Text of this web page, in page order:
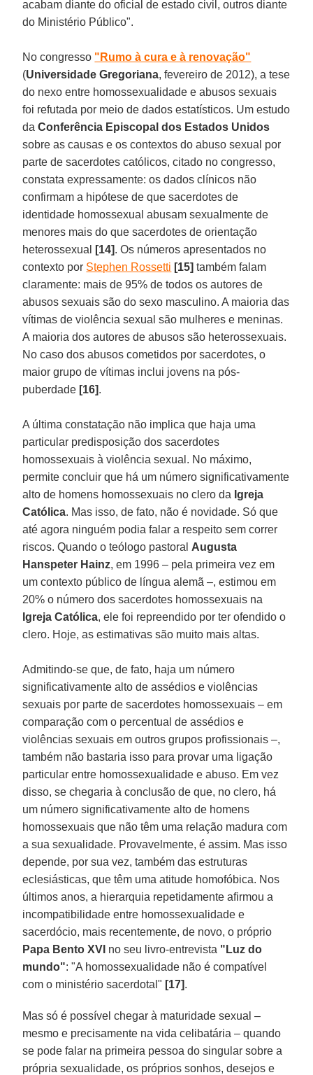
acabam diante do oficial de estado civil, outros diante
do Ministério Público".
No congresso "Rumo à cura e à renovação"
(Universidade Gregoriana, fevereiro de 2012), a tese
do nexo entre homossexualidade e abusos sexuais
foi refutada por meio de dados estatísticos. Um estudo
daConferência Episcopal dos Estados Unidos
sobre as causas e os contextos do abuso sexual por
parte de sacerdotes católicos, citado no congresso,
constata expressamente: os dados clínicos não
confirmam a hipótese de que sacerdotes de
identidade homossexual abusam sexualmente de
menores mais do que sacerdotes de orientação
heterossexual
[14]. Os números apresentados no
contexto por Stephen Rossetti [15] também falam
claramente: mais de 95% de todos os autores de
abusos sexuais são do sexo masculino. A maioria das
vítimas de violência sexual são mulheres e meninas.
A maioria dos autores de abusos são heterossexuais.
No caso dos abusos cometidos por sacerdotes, o
maior grupo de vítimas inclui jovens na pós-
puberdade [16].
A última constatação não implica que haja uma
particular predisposição dos sacerdotes
homossexuais à violência sexual. No máximo,
permite concluir que há um número significativamente
alto de homens homossexuais no clero da Igreja
Católica. Mas isso, de fato, não é novidade. Só que
até agora ninguém podia falar a respeito sem correr
riscos. Quando o teólogo pastoral Augusta
Hanspeter Hainz, em 1996 – pela primeira vez em
um contexto público de língua alemã –, estimou em
20% o número dos sacerdotes homossexuais na
Igreja Católica, ele foi repreendido por ter ofendido o
clero. Hoje, as estimativas são muito mais altas.
Admitindo-se que, de fato, haja um número
significativamente alto de assédios e violências
sexuais por parte de sacerdotes homossexuais – em
comparação com o percentual de assédios e
violências sexuais em outros grupos profissionais –,
também não bastaria isso para provar uma ligação
particular entre homossexualidade e abuso. Em vez
disso, se chegaria à conclusão de que, no clero, há
um número significativamente alto de homens
homossexuais que não têm uma relação madura com
a sua sexualidade. Provavelmente, é assim. Mas isso
depende, por sua vez, também das estruturas
eclesiásticas, que têm uma atitude homofóbica. Nos
últimos anos, a hierarquia repetidamente afirmou a
incompatibilidade entre homossexualidade e
sacerdócio, mais recentemente, de novo, o próprio
Papa Bento XVI no seu livro-entrevista "Luz do
mundo": "A homossexualidade não é compatível
com o ministério sacerdotal" [17].
Mas só é possível chegar à maturidade sexual –
mesmo e precisamente na vida celibatária – quando
se pode falar na primeira pessoa do singular sobre a
própria sexualidade, os próprios sonhos, desejos e